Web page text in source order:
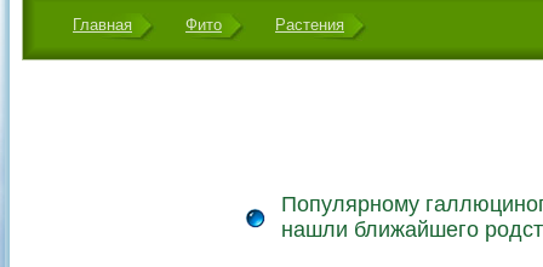
Главная Фито Растения
Популярному
нашли ближайшего